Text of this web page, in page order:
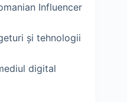
Influencer
și tehnologii
digital